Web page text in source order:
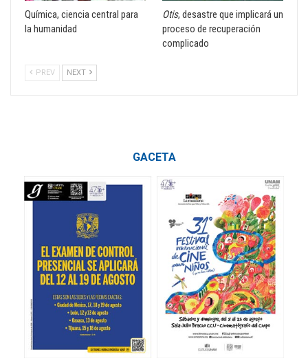
Química, ciencia central para
la humanidad
Otis, desastre que implicará un
proceso de recuperación
complicado
PREV NEXT
GACETA